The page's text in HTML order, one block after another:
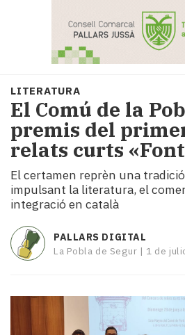
Societat
Política
i
municipis
Economia
turisme
Cultura
Esports
Mai
tant!
TV
mitjans
El
LITERATURA
El Comú de la
premis del
relats curts
El certamen reprèn una
impulsant la literatura, el
integració en català
PALLARS DIGITAL
La Pobla de Segur | 1 de